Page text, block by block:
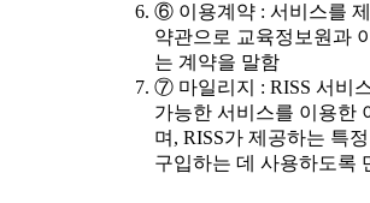
⑥ 이용계약 : 서비스를 제
약관으로 교육정보원과
는 계약을 말함
⑦ 마일리지 : RISS 서비
가능한 서비스를 이용한
며, RISS가 제공하는 특
구입하는 데 사용하도록